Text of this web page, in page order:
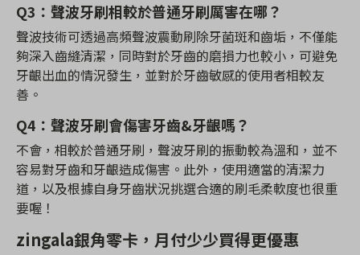
Q3：聲波牙刷相較於普通牙刷厲害在哪？
聲波技術可透過高頻聲波震動刷除牙菌斑和齒垢，不僅能
夠深入齒縫清潔，同時對於牙齒的磨損力也較小，可避免
牙齦出血的情況發生，並對於牙齒敏感的使用者相較友
善。
Q4：聲波牙刷會傷害牙齒&牙齦嗎？
不會，相較於普通牙刷，聲波牙刷的振動較為溫和，並不
容易對牙齒和牙齦造成傷害。此外，使用適當的清潔力
道，以及根據自身牙齒狀況挑選合適的刷毛柔軟度也很重
要喔！
zingala銀角零卡，月付少少買得更優惠